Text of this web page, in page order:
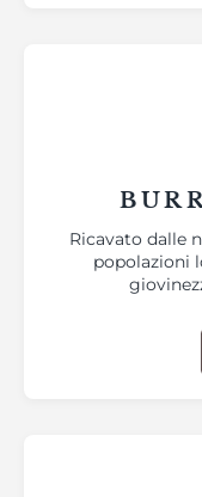
Ricavato dalle
popolazioni